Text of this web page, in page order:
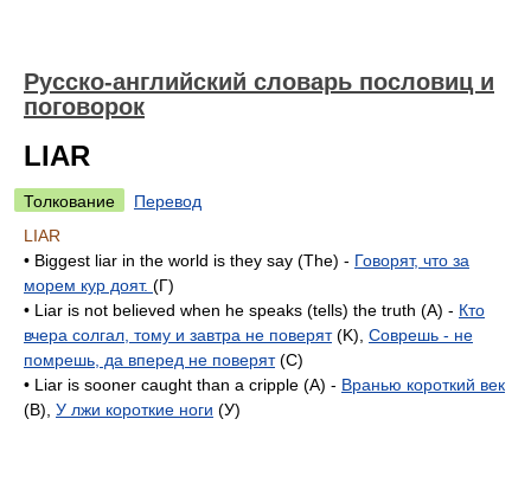
Русско-английский словарь пословиц и
поговорок
LIAR
Толкование
Перевод
LIAR
• Biggest liar in the world is they say (The) - Говорят, что за
морем кур доят. (Г)
• Liar is not believed when he speaks (tells) the truth (A) - Кто
вчера солгал, тому и завтра не поверят(K), Соврешь - не
помрешь, да вперед не поверят(C)
• Liar is sooner caught than a cripple (А) - Вранью короткий век
(В), У лжи короткие ноги (У)